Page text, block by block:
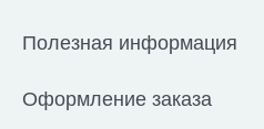
Полезная информация
Оформление заказа